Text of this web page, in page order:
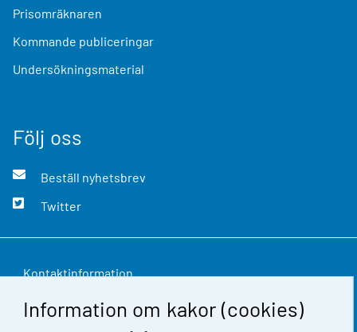
Information om kakor (cookies)
Prisomräknaren
Kommande publiceringar
Undersökningsmaterial
Följ oss
Beställ nyhetsbrev
Twitter
Kontaktinformation
Respons